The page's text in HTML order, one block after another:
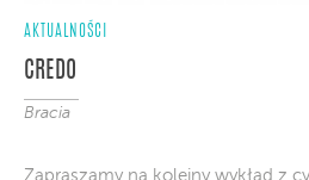
AKTUALNOŚCI
CREDO
Bracia
Zapraszamy na kolejny wykład z